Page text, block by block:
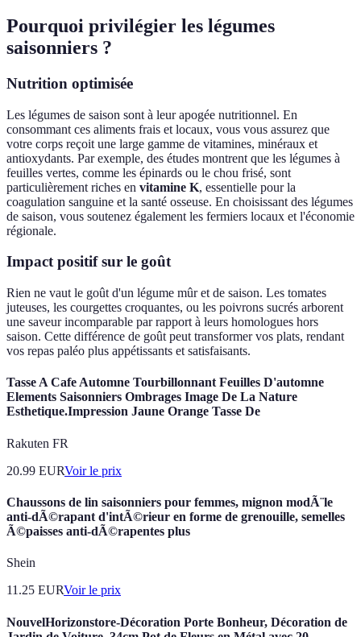
Pourquoi privilégier les légumes
saisonniers ?
Nutrition optimisée
Les légumes de saison sont à leur apogée nutritionnel. En
consommant ces aliments frais et locaux, vous vous assurez que
votre corps reçoit une large gamme de vitamines, minéraux et
antioxydants. Par exemple, des études montrent que les légumes à
feuilles vertes, comme les épinards ou le chou frisé, sont
particulièrement riches en vitamine K, essentielle pour la
coagulation sanguine et la santé osseuse. En choisissant des légumes
de saison, vous soutenez également les fermiers locaux et l'économie
régionale.
Impact positif sur le goût
Rien ne vaut le goût d'un légume mûr et de saison. Les tomates
juteuses, les courgettes croquantes, ou les poivrons sucrés arborent
une saveur incomparable par rapport à leurs homologues hors
saison. Cette différence de goût peut transformer vos plats, rendant
vos repas paléo plus appétissants et satisfaisants.
Tasse A Cafe Automne Tourbillonnant Feuilles D'automne
Elements Saisonniers Ombrages Image De La Nature
Esthetique.Impression Jaune Orange Tasse De
Rakuten FR
20.99 EURVoir le prix
Chaussons de lin saisonniers pour femmes, mignon modÃ¨le
anti-dÃ©rapant d'intÃ©rieur en forme de grenouille, semelles
Ã©paisses anti-dÃ©rapentes plus
Shein
11.25 EURVoir le prix
NouvelHorizonstore-Décoration Porte Bonheur, Décoration de